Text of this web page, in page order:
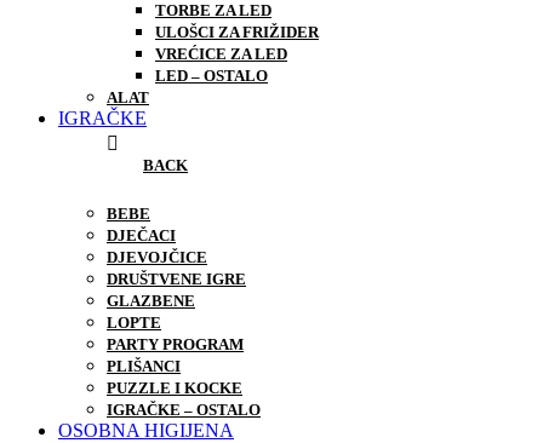
TORBE ZA LED
ULOŠCI ZA FRIŽIDER
VREĆICE ZA LED
LED – OSTALO
ALAT
IGRAČKE
BACK
BEBE
DJEČACI
DJEVOJČICE
DRUŠTVENE IGRE
GLAZBENE
LOPTE
PARTY PROGRAM
PLIŠANCI
PUZZLE I KOCKE
IGRAČKE – OSTALO
OSOBNA HIGIJENA